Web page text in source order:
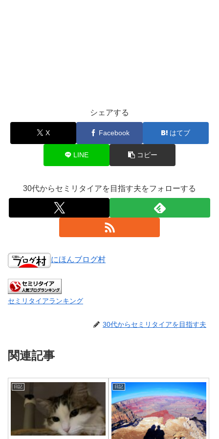
シェアする
X Facebook はてブ
LINE コピー
30代からセミリタイアを目指す夫をフォローする
にほんブログ村
セミリタイアランキング
30代からセミリタイアを目指す夫
関連記事
日記 日記